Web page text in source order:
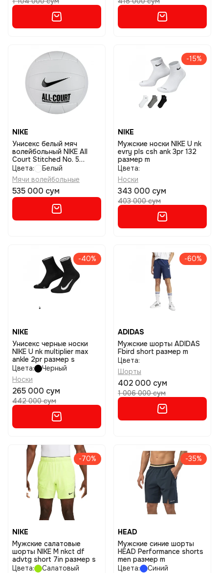
NIKE
Унисекс белый мяч
волейбольный NIKE All
Court Stitched No. 5
размер 5
Цвета:
Белый
Мячи волейбольные
535 000 сум
-15%
NIKE
Мужские носки NIKE U nk
evry pls csh ank 3pr 132
размер m
Цвета:
Носки
343 000 сум
403 000 сум
-40%
NIKE
Унисекс черные носки
NIKE U nk multiplier max
ankle 2pr размер s
Цвета:
Черный
Носки
265 000 сум
442 000 сум
-60%
ADIDAS
Мужские шорты ADIDAS
Fbird short размер m
Цвета:
Шорты
402 000 сум
1 006 000 сум
-70%
NIKE
Мужские салатовые
шорты NIKE M nkct df
advtg short 7in размер s
Цвета:
Салатовый
-35%
HEAD
Мужские синие шорты
HEAD Performance shorts
men размер m
Цвета:
Синий